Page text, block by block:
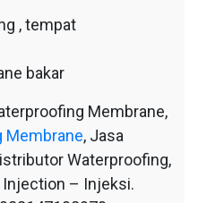
, tempat
bakar
Membrane,
Membrane, Jasa
Waterproofing,
Injection – Injeksi.